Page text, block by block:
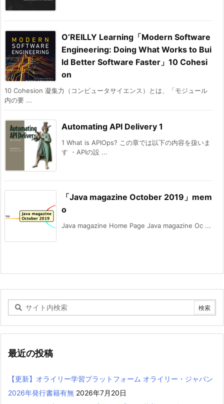
O’REILLY Learning「Modern Software
Engineering: Doing What Works to Bui
ld Better Software Faster」10 Cohesi
on
10 Cohesion 凝集力（コンピュータサイエンス）とは、「モジュール
内の要 ...
Automating API Delivery 1
1 What is APIOps? この章では以下の内容を扱いま
す ・APIの設 ...
「Java magazine October 2019」mem
o
Java magazine Home Page Java magazine Oc ...
最近の投稿
【更新】オライリー学習プラットフォーム オライリー・ジャパン
2026年発行書籍有無 2026年7月20日